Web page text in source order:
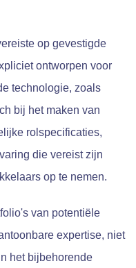
op gevestigde
ontworpen voor
technologie, zoals
bij het maken van
rolspecificaties,
die vereist zijn
op te nemen.
van potentiële
expertise, niet
het bijbehorende